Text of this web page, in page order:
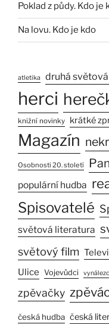
Poklad z půdy. Kdo je
Na lovu. Kdo je kdo
atletika druhá
herci
knižní novinky krátké
Magazín
Osobnosti 20. století
populární hudba
Spisovatelé
světová literatura
světový film
Ulice Vojevůdci
zpěvačky
česká hudba česká